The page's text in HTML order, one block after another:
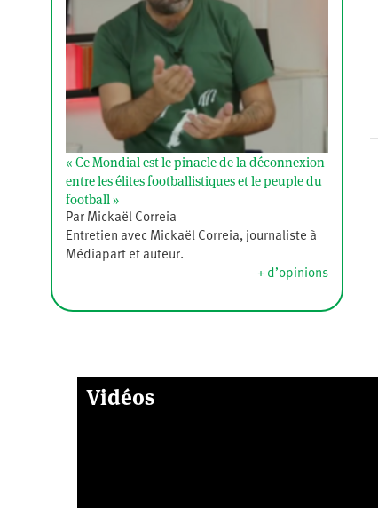
« Ce Mondial est le pinacle de la déconnexion
entre les élites footballistiques et le peuple du
football »
Par Mickaël Correia
Entretien avec Mickaël Correia, journaliste à
Médiapart et auteur.
+ d’opinions
Vidéos